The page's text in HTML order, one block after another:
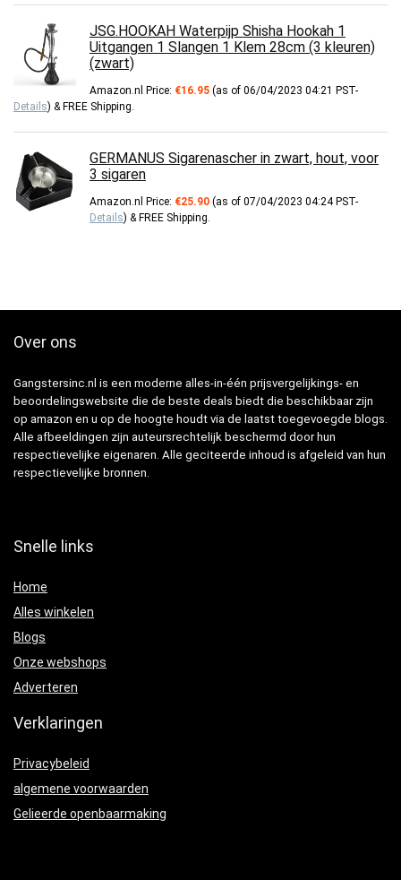
JSG.HOOKAH Waterpijp Shisha Hookah 1
Uitgangen 1 Slangen 1 Klem 28cm (3 kleuren)
(zwart)
Amazon.nl Price: €16.95 (as of 06/04/2023 04:21 PST-
Details) & FREE Shipping.
GERMANUS Sigarenascher in zwart, hout, voor
3 sigaren
Amazon.nl Price: €25.90 (as of 07/04/2023 04:24 PST-
Details) & FREE Shipping.
Over ons
Gangstersinc.nl is een moderne alles-in-één prijsvergelijkings- en
beoordelingswebsite die de beste deals biedt die beschikbaar zijn
op amazon en u op de hoogte houdt via de laatst toegevoegde blogs.
Alle afbeeldingen zijn auteursrechtelijk beschermd door hun
respectievelijke eigenaren. Alle geciteerde inhoud is afgeleid van hun
respectievelijke bronnen.
Snelle links
Home
Alles winkelen
Blogs
Onze webshops
Adverteren
Verklaringen
Privacybeleid
algemene voorwaarden
Gelieerde openbaarmaking